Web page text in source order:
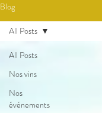
Blog
All Posts
Nos vins
Nos
événements
All Posts